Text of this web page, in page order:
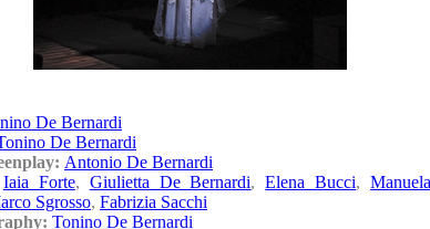
De Bernardi
De Bernardi
Antonio De Bernardi
Iaia Forte, Giulietta De Bernardi,Elena Bucci,
Sgrosso, Fabrizia Sacchi
Tonino De Bernardi